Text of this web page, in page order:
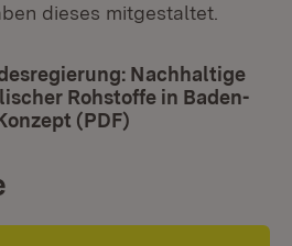
dieses mitgestaltet.
Nachhaltige
Rohstoffe in Baden-
(PDF)